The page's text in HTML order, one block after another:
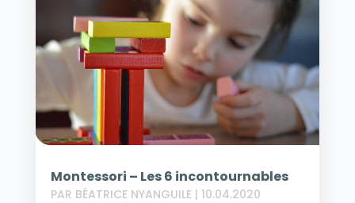
Montessori – Les 6 incontournables
PAR BÉATRICE NYANGUILE | 10.04.2020